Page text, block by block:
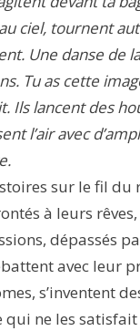
ciel, tournent
Une danse de
Tu as cette
Ils lancent des
l’air avec
sur le fil du
à leurs
dépassés
avec leur
s’inventent
ne les satisfait